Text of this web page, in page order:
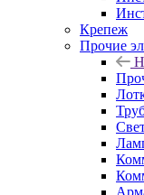
Крепеж
Прочие